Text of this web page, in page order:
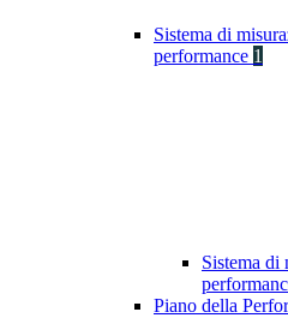
Sistema di
performance 1
Sistema di
Piano della